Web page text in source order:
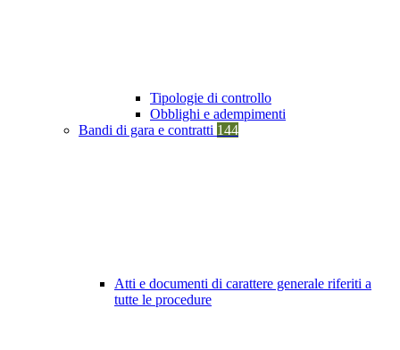
Tipologie di controllo
Obblighi e adempimenti
Bandi di gara e contratti 144
Atti e documenti di carattere generale riferiti a
tutte le procedure